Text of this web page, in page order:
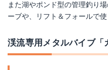
また湖やポンド型の管理釣り
ーブや、リフト＆フォールで使
渓流専用メタルバイブ「